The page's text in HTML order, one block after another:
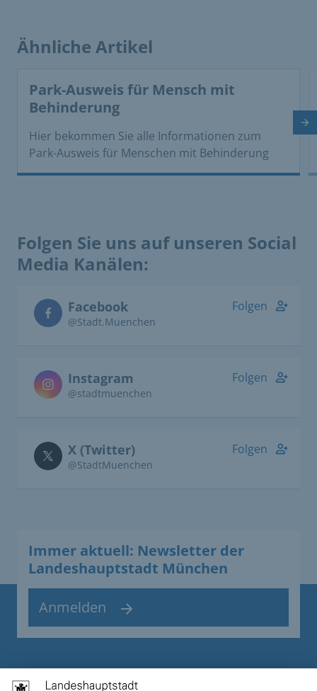
Ähnliche Artikel
Park-Ausweis für Mensch mit
Behinderung
Hier bekommen Sie alle Informationen zum
Park­-Ausweis für Menschen mit Behinderung
Folgen Sie uns auf unseren Social
Media Kanälen:
Facebook
@Stadt.Muenchen
Folgen
Instagram
@stadtmuenchen
Folgen
X (Twitter)
@StadtMuenchen
Folgen
Immer aktuell: Newsletter der
Landeshauptstadt München
Anmelden